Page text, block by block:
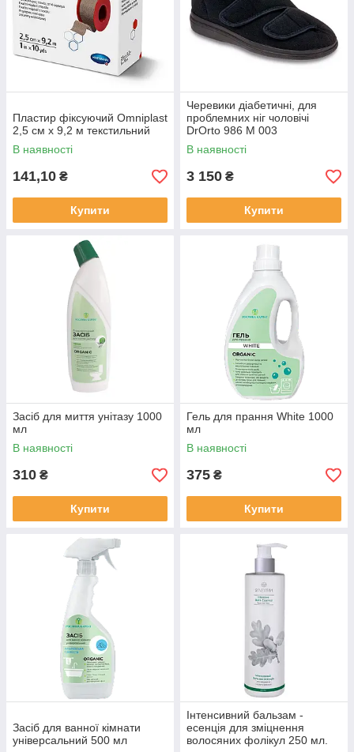
Пластир фіксуючий Omniplast
2,5 см х 9,2 м текстильний
В наявності
141,10 ₴
Купити
Черевики діабетичні, для
проблемних ніг чоловічі
DrOrto 986 M 003
В наявності
3 150 ₴
Купити
Засіб для миття унітазу 1000
мл
В наявності
310 ₴
Купити
Гель для прання White 1000
мл
В наявності
375 ₴
Купити
Засіб для ванної кімнати
універсальний 500 мл
Інтенсивний бальзам -
есенція для зміцнення
волосяних фолікул 250 мл.